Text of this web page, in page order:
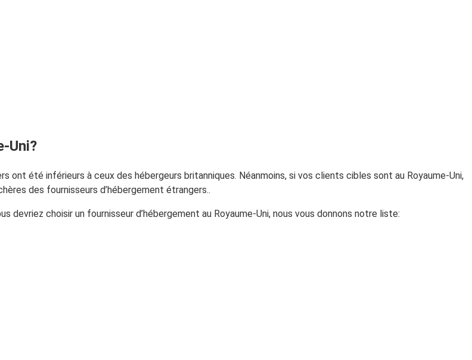
Uni?
ont été inférieurs à ceux des hébergeurs britanniques. Néanmoins, si vos clients cibles sont au Royaume-Uni,
des fournisseurs d’hébergement étrangers..
devriez choisir un fournisseur d’hébergement au Royaume-Uni, nous vous donnons notre liste: